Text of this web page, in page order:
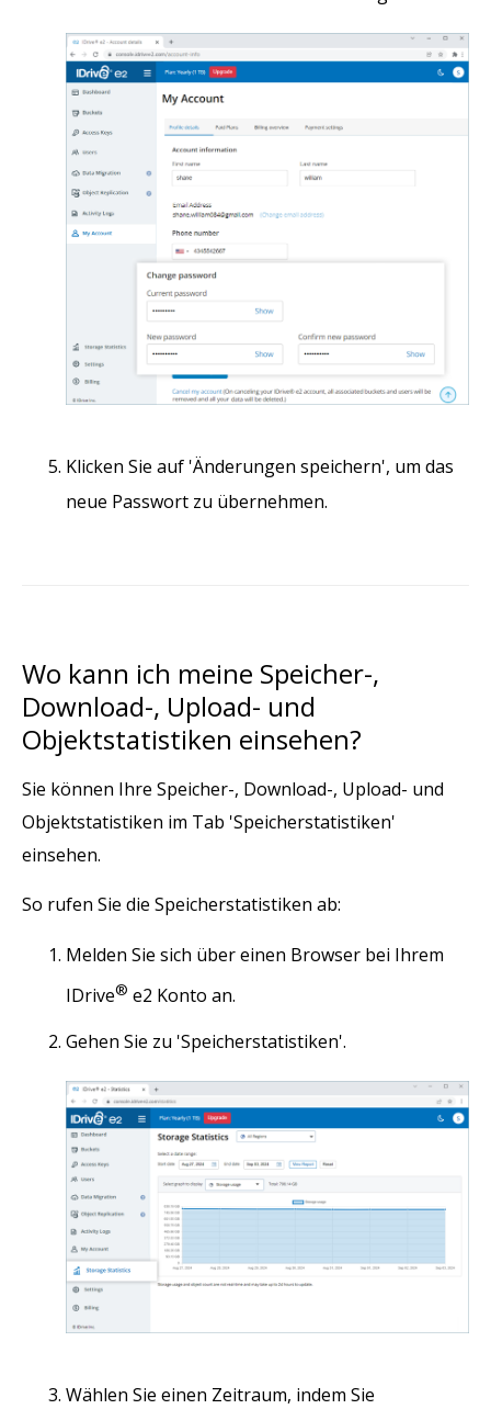
Klicken Sie auf 'Änderungen speichern', um das
neue Passwort zu übernehmen.
Wo kann ich meine Speicher-,
Download-, Upload- und
Objektstatistiken einsehen?
Sie können Ihre Speicher-, Download-, Upload- und
Objektstatistiken im Tab 'Speicherstatistiken'
einsehen.
So rufen Sie die Speicherstatistiken ab:
Melden Sie sich über einen Browser bei Ihrem
IDrive® e2 Konto an.
Gehen Sie zu 'Speicherstatistiken'.
Wählen Sie einen Zeitraum, indem Sie